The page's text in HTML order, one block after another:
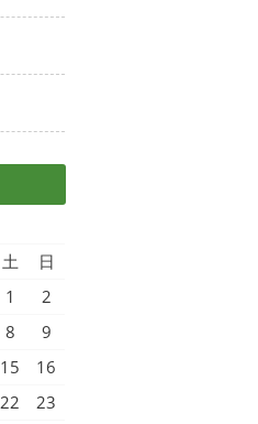
土
日
1
2
8
9
15
16
22
23